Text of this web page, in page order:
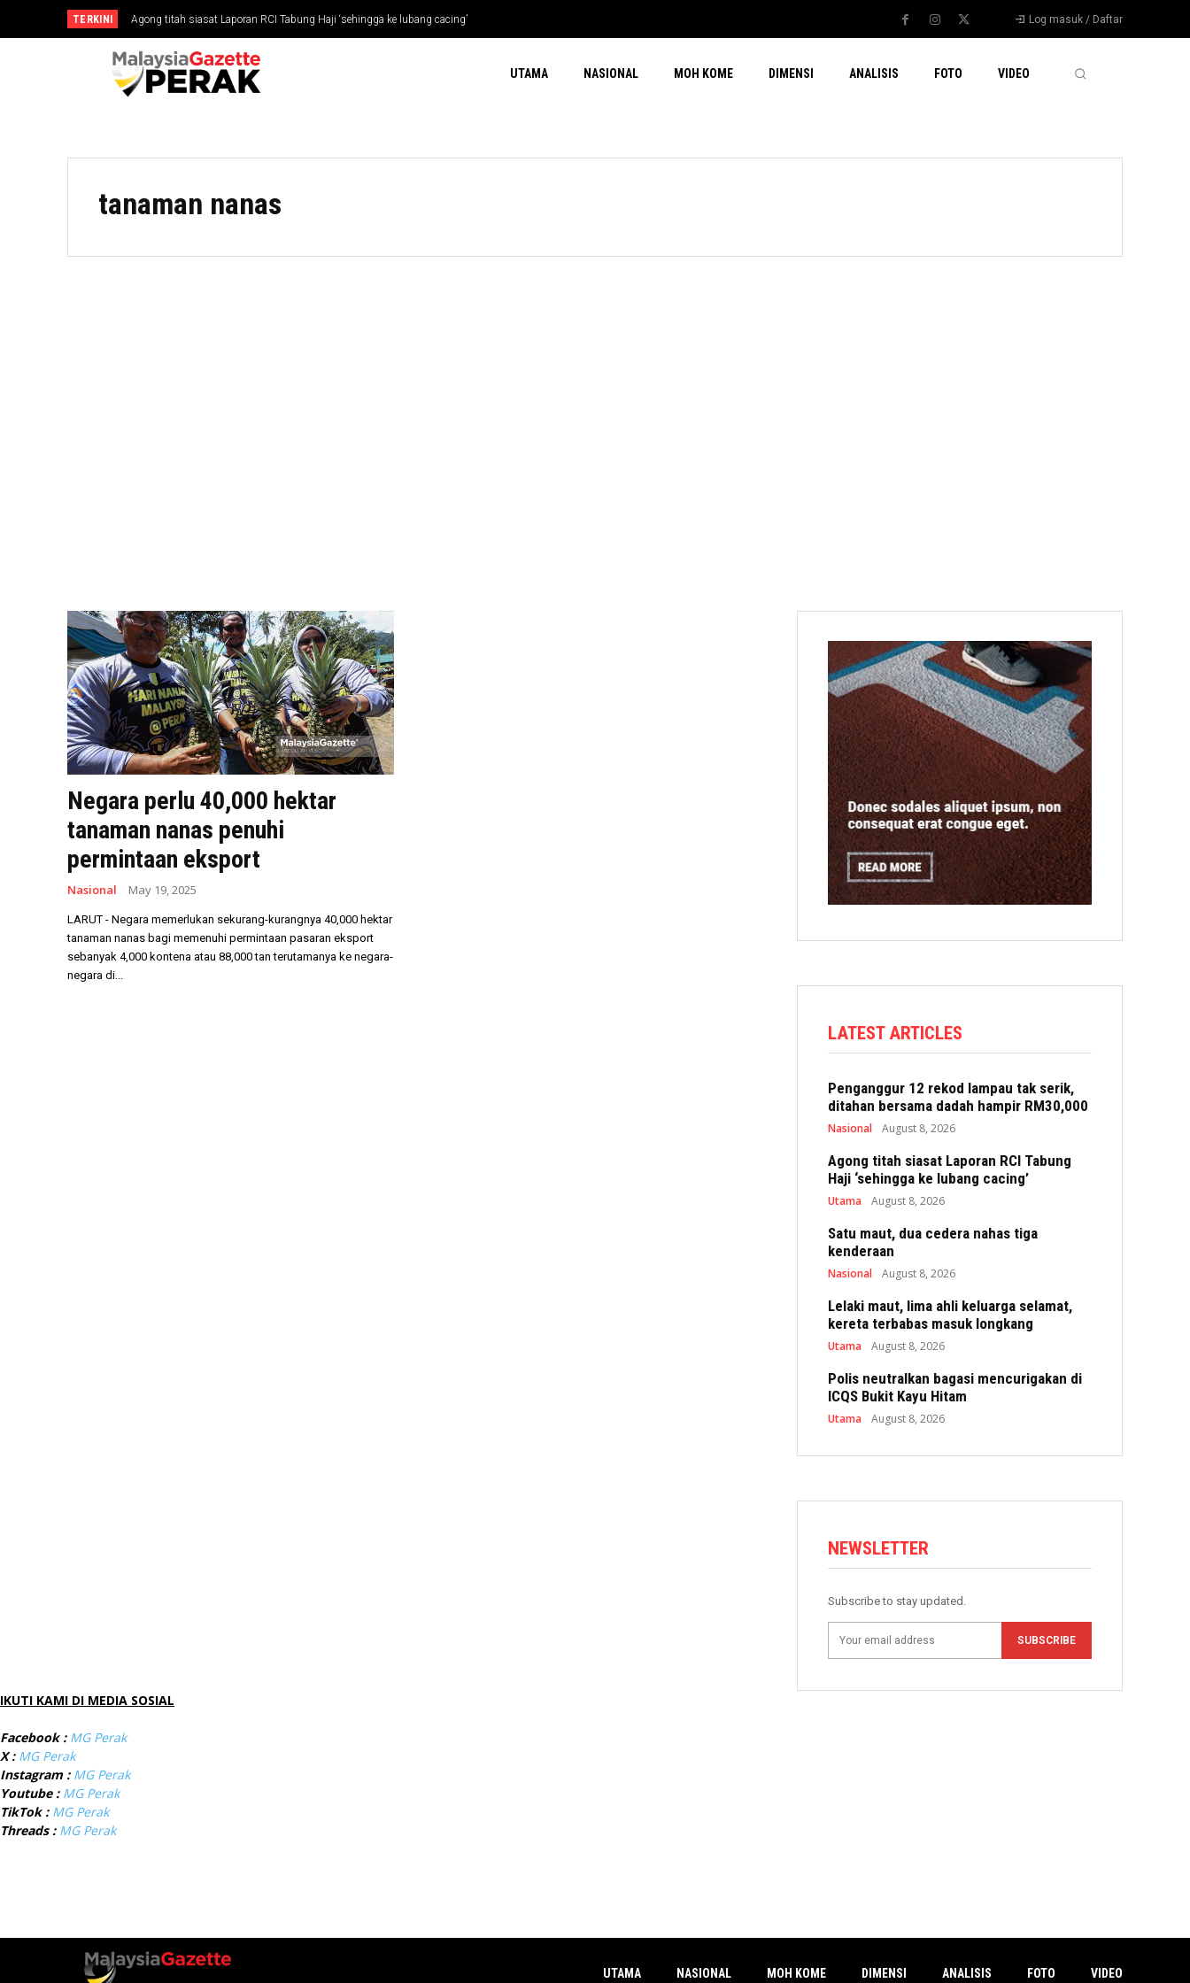
TERKINI Agong titah siasat Laporan RCI Tabung Haji ‘sehingga ke lubang cacing’ Log masuk / Daftar
UTAMA NASIONAL MOH KOME DIMENSI ANALISIS FOTO VIDEO
tanaman nanas
Negara perlu 40,000 hektar
tanaman nanas penuhi
permintaan eksport
Nasional May 19, 2025
LARUT - Negara memerlukan sekurang-kurangnya 40,000 hektar
tanaman nanas bagi memenuhi permintaan pasaran eksport
sebanyak 4,000 kontena atau 88,000 tan terutamanya ke negara-
negara di...
LATEST ARTICLES
Penganggur 12 rekod lampau tak serik,
ditahan bersama dadah hampir RM30,000
Nasional August 8, 2026
Agong titah siasat Laporan RCI Tabung
Haji ‘sehingga ke lubang cacing’
Utama August 8, 2026
Satu maut, dua cedera nahas tiga
kenderaan
Nasional August 8, 2026
Lelaki maut, lima ahli keluarga selamat,
kereta terbabas masuk longkang
Utama August 8, 2026
Polis neutralkan bagasi mencurigakan di
ICQS Bukit Kayu Hitam
Utama August 8, 2026
NEWSLETTER
Subscribe to stay updated.
SUBSCRIBE
IKUTI KAMI DI MEDIA SOSIAL
Facebook : MG Perak
X : MG Perak
Instagram : MG Perak
Youtube : MG Perak
TikTok : MG Perak
Threads : MG Perak
UTAMA NASIONAL MOH KOME DIMENSI ANALISIS FOTO VIDEO